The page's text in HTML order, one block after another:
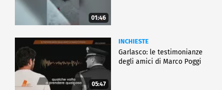
01:46
05:47
INCHIESTE
Garlasco: le testimonianze
degli amici di Marco Poggi